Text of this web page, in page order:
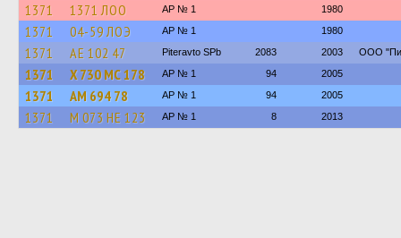
1371 1371 ЛОО AP № 1 1980
1371 04-59 ЛОЭ AP № 1 1980
1371 АЕ 102 47 Piteravto SPb 2083 2003 ООО
1371 Х 730 МС 178 AP № 1 94 2005
1371 АМ 694 78 AP № 1 94 2005
1371 М 073 НЕ 123 AP № 1 8 2013